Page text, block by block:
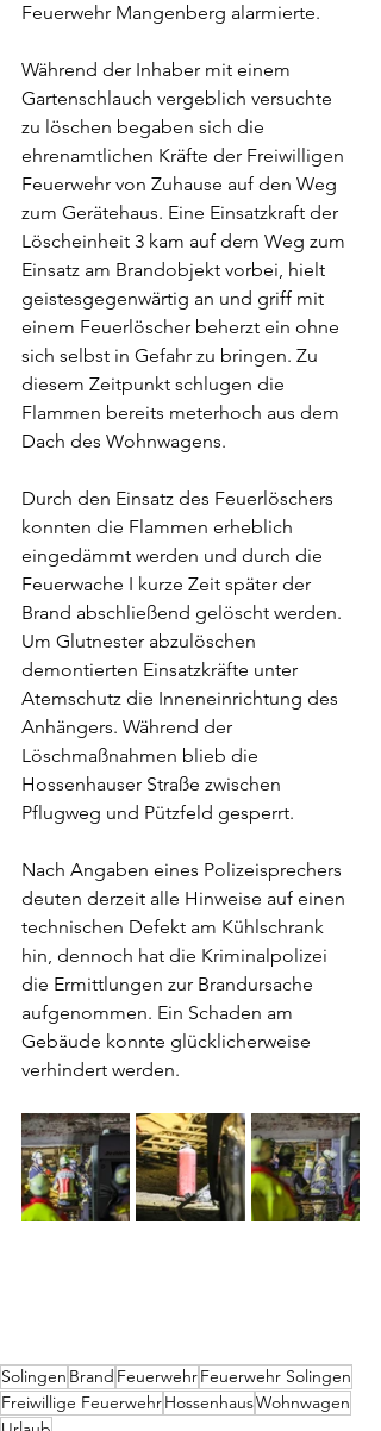
Feuerwehr Mangenberg alarmierte.
Während der Inhaber mit einem
Gartenschlauch vergeblich versuchte
zu löschen begaben sich die
ehrenamtlichen Kräfte der Freiwilligen
Feuerwehr von Zuhause auf den Weg
zum Gerätehaus. Eine Einsatzkraft der
Löscheinheit 3 kam auf dem Weg zum
Einsatz am Brandobjekt vorbei, hielt
geistesgegenwärtig an und griff mit
einem Feuerlöscher beherzt ein ohne
sich selbst in Gefahr zu bringen. Zu
diesem Zeitpunkt schlugen die
Flammen bereits meterhoch aus dem
Dach des Wohnwagens.
Durch den Einsatz des Feuerlöschers
konnten die Flammen erheblich
eingedämmt werden und durch die
Feuerwache I kurze Zeit später der
Brand abschließend gelöscht werden.
Um Glutnester abzulöschen
demontierten Einsatzkräfte unter
Atemschutz die Inneneinrichtung des
Anhängers. Während der
Löschmaßnahmen blieb die
Hossenhauser Straße zwischen
Pflugweg und Pützfeld gesperrt.
Nach Angaben eines Polizeisprechers
deuten derzeit alle Hinweise auf einen
technischen Defekt am Kühlschrank
hin, dennoch hat die Kriminalpolizei
die Ermittlungen zur Brandursache
aufgenommen. Ein Schaden am
Gebäude konnte glücklicherweise
verhindert werden.
Solingen Brand FeuerwehrFeuerwehr Solingen
Freiwillige FeuerwehrHossenhausWohnwagen